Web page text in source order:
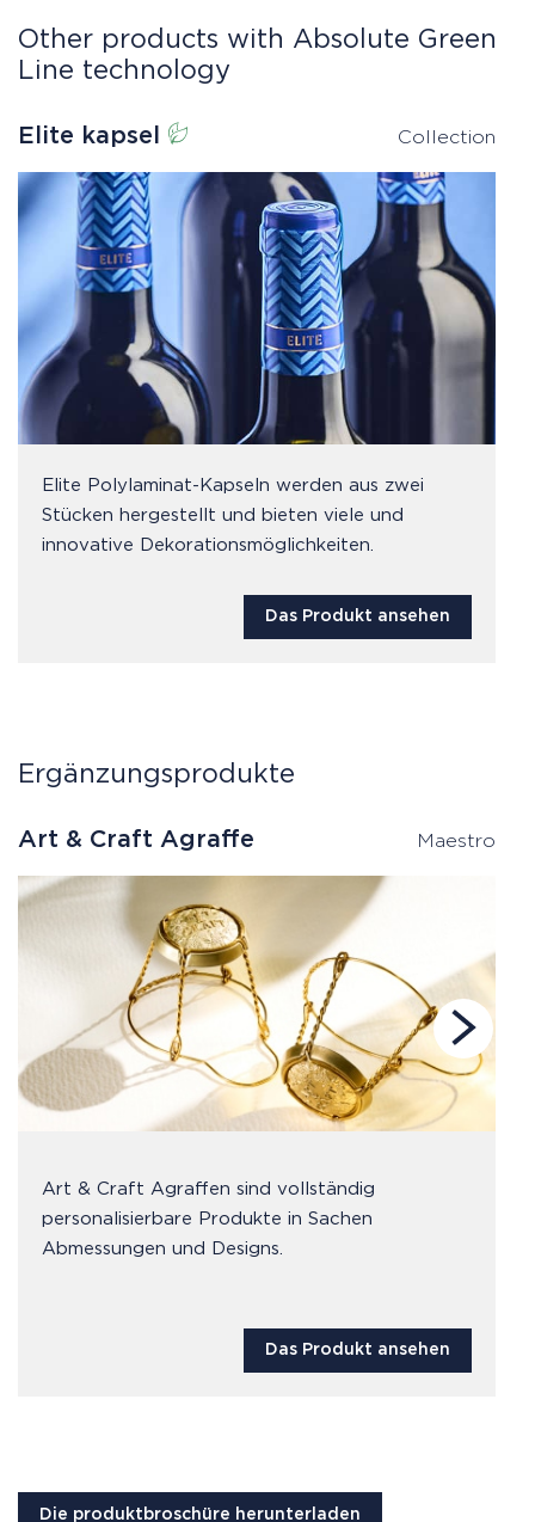
Other products with Absolute Green
Line technology
Elite kapsel Collection
Elite Polylaminat-Kapseln werden aus zwei
Stücken hergestellt und bieten viele und
innovative Dekorationsmöglichkeiten.
Das Produkt ansehen
Ergänzungsprodukte
Art & Craft Agraffe Maestro
Art & Craft Agraffen sind vollständig
personalisierbare Produkte in Sachen
Abmessungen und Designs.
Das Produkt ansehen
Die produktbroschüre herunterladen